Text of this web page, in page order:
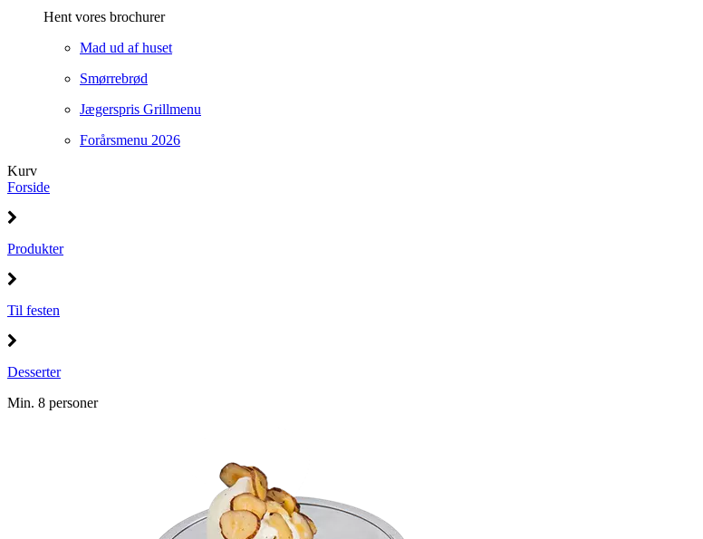
Hent vores brochurer
Mad ud af huset
Smørrebrød
Jægerspris Grillmenu
Forårsmenu 2026
Kurv
Forside
Produkter
Til festen
Desserter
Min. 8 personer